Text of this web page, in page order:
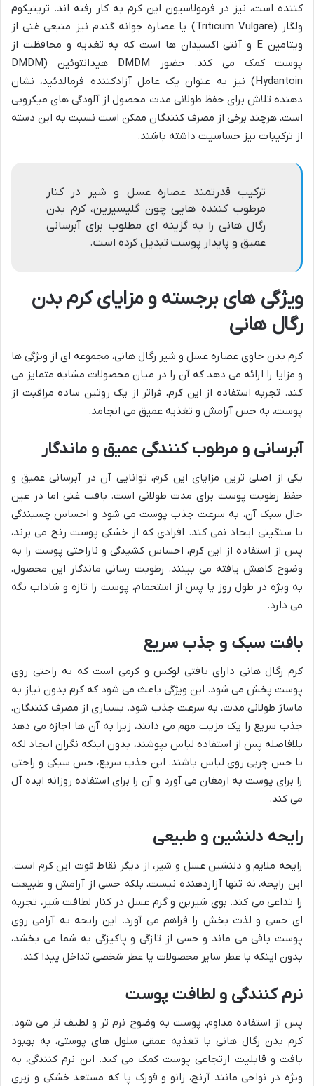
کننده است، نیز در فرمولاسیون این کرم به کار رفته اند. تریتیکوم
ولگار (Triticum Vulgare) یا عصاره جوانه گندم نیز منبعی غنی از
ویتامین E و آنتی اکسیدان ها است که به تغذیه و محافظت از
پوست کمک می کند. حضور DMDM هیدانتوئین (DMDM
Hydantoin) نیز به عنوان یک عامل آزادکننده فرمالدئید، نشان
دهنده تلاش برای حفظ طولانی مدت محصول از آلودگی های میکروبی
است، هرچند برخی از مصرف کنندگان ممکن است نسبت به این دسته
از ترکیبات نیز حساسیت داشته باشند.
ترکیب قدرتمند عصاره عسل و شیر در کنار
مرطوب کننده هایی چون گلیسیرین، کرم بدن
رگال هانی را به گزینه ای مطلوب برای آبرسانی
عمیق و پایدار پوست تبدیل کرده است.
ویژگی های برجسته و مزایای کرم بدن
رگال هانی
کرم بدن حاوی عصاره عسل و شیر رگال هانی، مجموعه ای از ویژگی ها
و مزایا را ارائه می دهد که آن را در میان محصولات مشابه متمایز می
کند. تجربه استفاده از این کرم، فراتر از یک روتین ساده مراقبت از
پوست، به حس آرامش و تغذیه عمیق می انجامد.
آبرسانی و مرطوب کنندگی عمیق و ماندگار
یکی از اصلی ترین مزایای این کرم، توانایی آن در آبرسانی عمیق و
حفظ رطوبت پوست برای مدت طولانی است. بافت غنی اما در عین
حال سبک آن، به سرعت جذب پوست می شود و احساس چسبندگی
یا سنگینی ایجاد نمی کند. افرادی که از خشکی پوست رنج می برند،
پس از استفاده از این کرم، احساس کشیدگی و ناراحتی پوست را به
وضوح کاهش یافته می بینند. رطوبت رسانی ماندگار این محصول،
به ویژه در طول روز یا پس از استحمام، پوست را تازه و شاداب نگه
می دارد.
بافت سبک و جذب سریع
کرم رگال هانی دارای بافتی لوکس و کرمی است که به راحتی روی
پوست پخش می شود. این ویژگی باعث می شود که کرم بدون نیاز به
ماساژ طولانی مدت، به سرعت جذب شود. بسیاری از مصرف کنندگان،
جذب سریع را یک مزیت مهم می دانند، زیرا به آن ها اجازه می دهد
بلافاصله پس از استفاده لباس بپوشند، بدون اینکه نگران ایجاد لکه
یا حس چربی روی لباس باشند. این جذب سریع، حس سبکی و راحتی
را برای پوست به ارمغان می آورد و آن را برای استفاده روزانه ایده آل
می کند.
رایحه دلنشین و طبیعی
رایحه ملایم و دلنشین عسل و شیر، از دیگر نقاط قوت این کرم است.
این رایحه، نه تنها آزاردهنده نیست، بلکه حسی از آرامش و طبیعت
را تداعی می کند. بوی شیرین و گرم عسل در کنار لطافت شیر، تجربه
ای حسی و لذت بخش را فراهم می آورد. این رایحه به آرامی روی
پوست باقی می ماند و حسی از تازگی و پاکیزگی به شما می بخشد،
بدون اینکه با عطر سایر محصولات یا عطر شخصی تداخل پیدا کند.
نرم کنندگی و لطافت پوست
پس از استفاده مداوم، پوست به وضوح نرم تر و لطیف تر می شود.
کرم بدن رگال هانی با تغذیه عمقی سلول های پوستی، به بهبود
بافت و قابلیت ارتجاعی پوست کمک می کند. این نرم کنندگی، به
ویژه در نواحی مانند آرنج، زانو و قوزک پا که مستعد خشکی و زبری